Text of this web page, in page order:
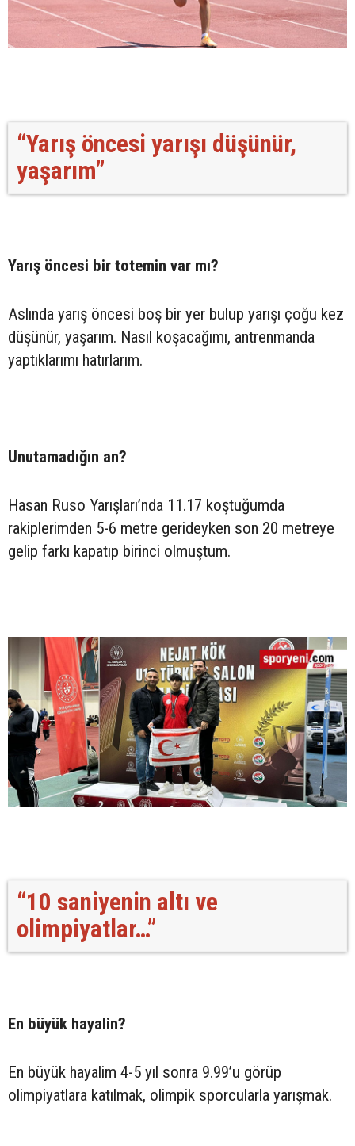
“Yarış öncesi yarışı düşünür,
yaşarım”
Yarış öncesi bir totemin var mı?
Aslında yarış öncesi boş bir yer bulup yarışı çoğu kez
düşünür, yaşarım. Nasıl koşacağımı, antrenmanda
yaptıklarımı hatırlarım.
Unutamadığın an?
Hasan Ruso Yarışları’nda 11.17 koştuğumda
rakiplerimden 5-6 metre gerideyken son 20 metreye
gelip farkı kapatıp birinci olmuştum.
“10 saniyenin altı ve
olimpiyatlar…”
En büyük hayalin?
En büyük hayalim 4-5 yıl sonra 9.99’u görüp
olimpiyatlara katılmak, olimpik sporcularla yarışmak.